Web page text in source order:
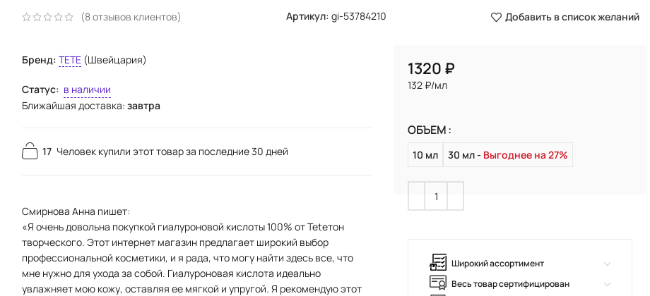
(8отзывов клиентов) Артикул:gi-53784210 Добавить в список желаний
Бренд:TETE (Швейцария)
Статус: в наличии
Ближайшая доставка:завтра
17 Человек купили этот товар за последние 30 дней
Смирнова Анна пишет:
«Я очень довольна покупкой гиалуроновой кислоты 100% от Teteтон
творческого. Этот интернет магазин предлагает широкий выбор
профессиональной косметики, и я рада, что могу найти здесь все, что
мне нужно для ухода за собой. Гиалуроновая кислота идеально
увлажняет мою кожу, оставляя ее мягкой и упругой. Я рекомендую этот
₽
132 ₽/мл
ОБЪЕМ
10 мл 30 мл Выгоднее на 27%
Широкий ассортимент
Весь товар сертифицирован